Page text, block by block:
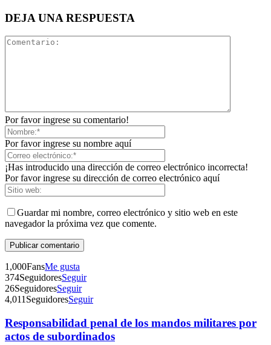
DEJA UNA RESPUESTA
Por favor ingrese su comentario!
Por favor ingrese su nombre aquí
¡Has introducido una dirección de correo electrónico incorrecta!
Por favor ingrese su dirección de correo electrónico aquí
Guardar mi nombre, correo electrónico y sitio web en este
navegador la próxima vez que comente.
1,000FansMe gusta
374SeguidoresSeguir
26SeguidoresSeguir
4,011 SeguidoresSeguir
Responsabilidad penal de los mandos militares por
actos de subordinados